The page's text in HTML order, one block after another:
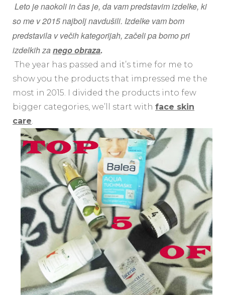
skin
Leto je naokoli in čas je, da vam predstavim izdelke, ki
so me v 2015 najbolj navdušili. Izdelke vam bom
predstavila v večih kategorijah, začeli pa bomo pri
izdelkih zanego obraza.
The year has passed and it’s time for me to
show you the products that impressed me the
most in 2015. I divided the products into few
bigger categories, we’ll start with face skin
care.